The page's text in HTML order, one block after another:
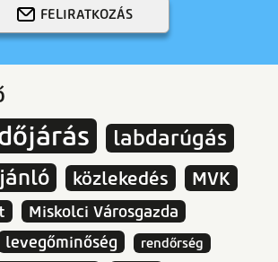
FELIRATKOZÁS
labdarúgás
közlekedés MVK
Miskolci Városgazda
levegőminőség
rendőrség